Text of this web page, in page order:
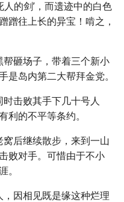
人的剑’，而遗迹中的白色
蹭往上长的异宝！啃之，
砸场子，带着三个新小
是岛内第二大帮拜金党。
击败其手下几十号人
利的不平等条约。
后继续散步，来到一山
败对手。可惜由于不小
。
因相见既是缘这种烂理